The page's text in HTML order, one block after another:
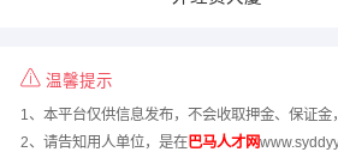
温馨提示
1、本平台仅供信息发布，不会收取押金、保证金
2、请告知用人单位，是在巴马人才网